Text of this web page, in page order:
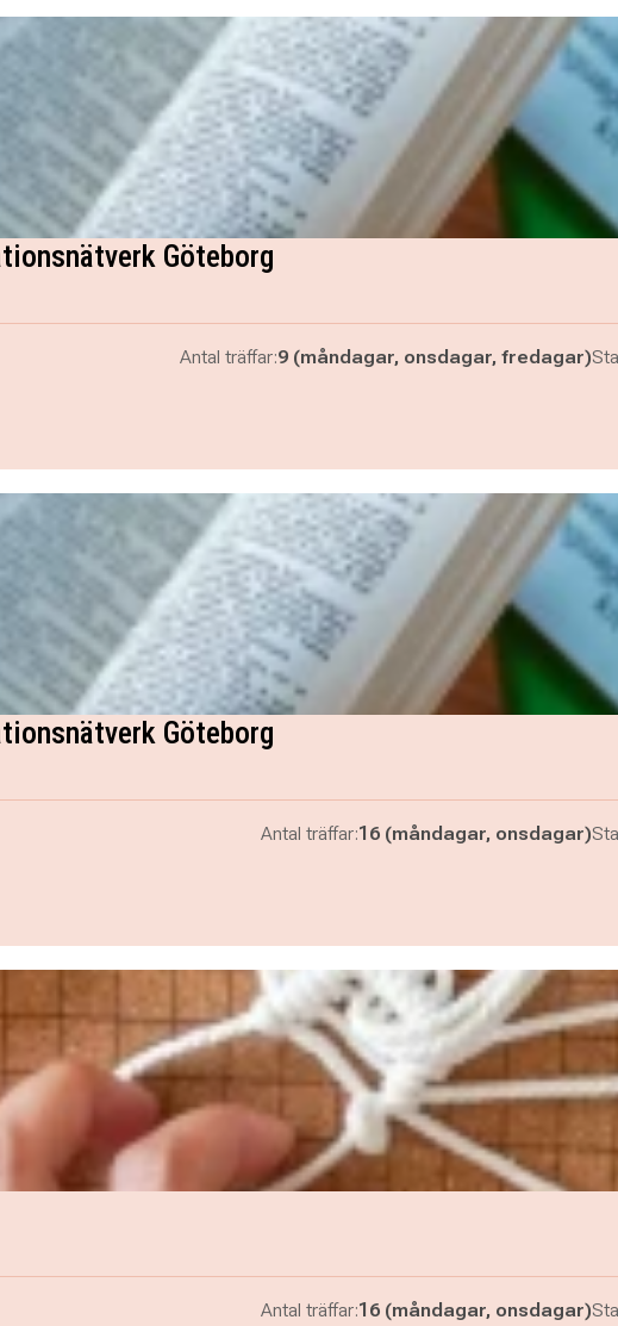
Göteborg
Antal träffar:9 (måndagar, onsdagar, fredagar)
Göteborg
Antal träffar:16 (måndagar, onsdagar)
Antal träffar:16 (måndagar, onsdagar)